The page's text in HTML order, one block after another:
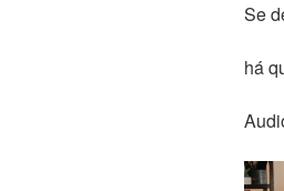
Se
há